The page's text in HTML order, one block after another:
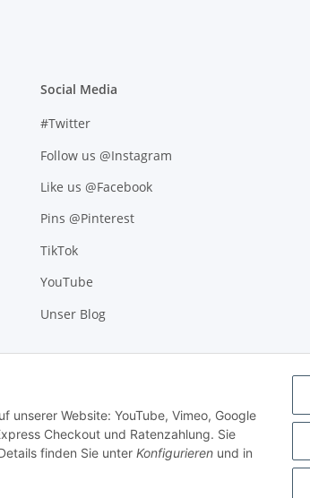
unserer Website: YouTube, Vimeo, Google
Checkout und Ratenzahlung. Sie
finden Sie unter Konfigurieren und in
Social Media
#Twitter
Follow us @Instagram
Like us @Facebook
Pins @Pinterest
TikTok
YouTube
Unser Blog